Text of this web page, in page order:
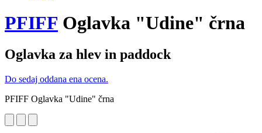
PFIFF Oglavka "Udine" črna
Oglavka za hlev in paddock
Do sedaj oddana ena ocena.
PFIFF Oglavka "Udine" črna